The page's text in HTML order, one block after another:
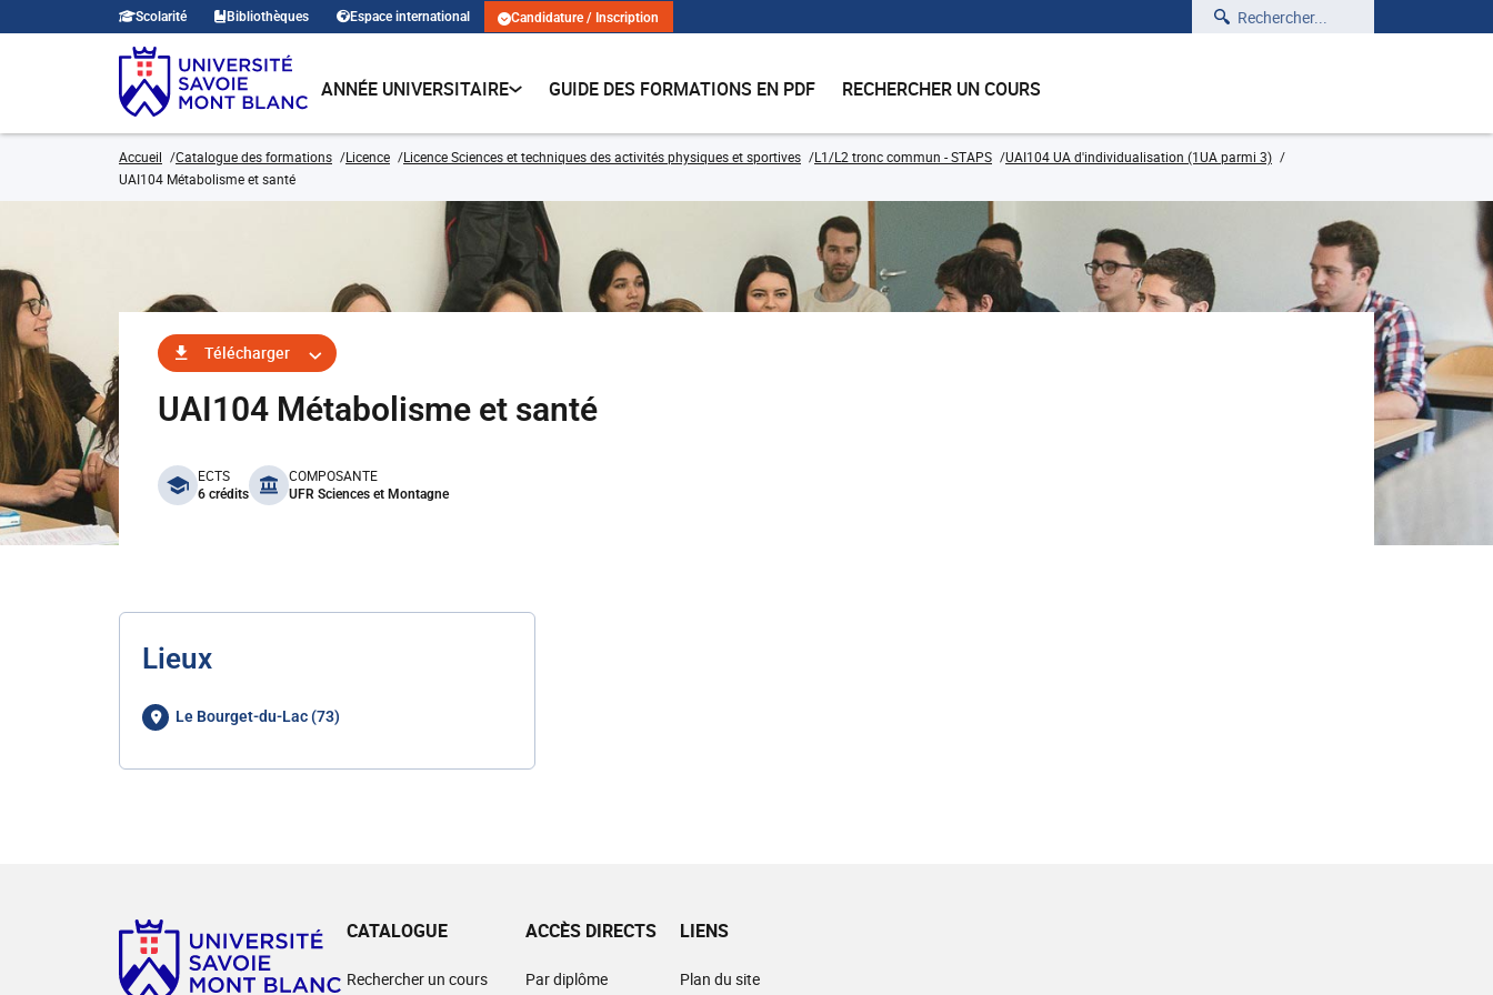
Scolarité Bibliothèques Espace international Candidature / Inscription Rechercher
ANNÉE UNIVERSITAIRE GUIDE DES FORMATIONS EN PDF RECHERCHER UN COURS
Accueil Catalogue des formations Licence Licence Sciences et techniques des activités physiques et sportives L1/L2 tronc commun - STAPS
UAI104 UA d'individualisation (1UA parmi 3)
UAI104 Métabolisme et santé
Télécharger
UAI104 Métabolisme et santé
benefits
ECTS
6 crédits
COMPOSANTE
UFR Sciences et Montagne
Lieux
Le Bourget-du-Lac (73)
CATALOGUE
Rechercher un cours
ACCÈS DIRECTS
Par diplôme
LIENS
Plan du site